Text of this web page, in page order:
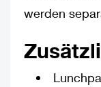
werden